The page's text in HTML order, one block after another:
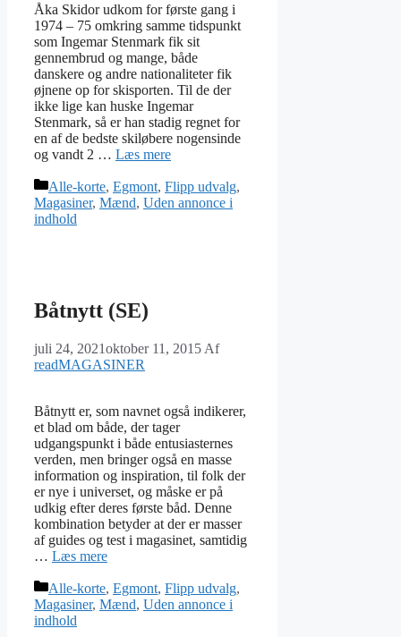
Åka Skidor udkom for første gang i
1974 – 75 omkring samme tidspunkt
som Ingemar Stenmark fik sit
gennembrud og mange, både
danskere og andre nationaliteter fik
øjnene op for skisporten. Til de der
ikke lige kan huske Ingemar
Stenmark, så er han stadig regnet for
en af de bedste skiløbere nogensinde
og vandt 2 … Læs mere
Kategorier
Alle-korte, Egmont, Flipp udvalg,
Magasiner, Mænd, Uden annonce i
indhold
Båtnytt (SE)
juli 24, 2021oktober 11, 2015 Af
readMAGASINER
Båtnytt er, som navnet også indikerer,
et blad om både, der tager
udgangspunkt i både entusiasternes
verden, men bringer også en masse
information og inspiration, til folk der
er nye i universet, og måske er på
udkig efter deres første båd. Denne
kombination betyder at der er masser
af guides og test i magasinet, samtidig
… Læs mere
Kategorier
Alle-korte, Egmont, Flipp udvalg,
Magasiner, Mænd, Uden annonce i
indhold